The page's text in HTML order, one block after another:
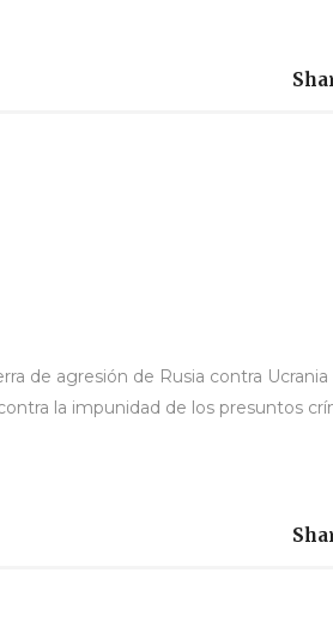
de agresión de Rusia contra Ucrania
la impunidad de los presuntos